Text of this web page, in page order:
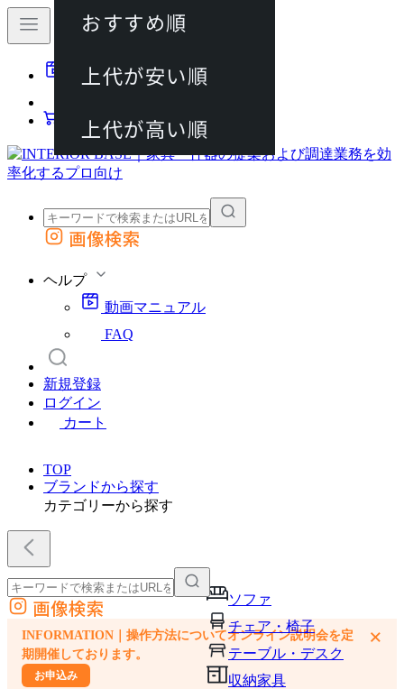
動画マニュアル
カート
外部サイトの商品をカートに追加
画像検索
ヘルプ
動画マニュアル
FAQ
新規登録
ログイン
カート
TOP
ブランドから探す
カテゴリーから探す
ソファ
チェア・椅子
テーブル・デスク
収納家具
外部サイトの商品をカートに追加
他のサイトで見つけた商品ページのURLを貼り付けて、カートに追加できます
画像検索
INFORMATION｜操作方法についてオンライン説明会を定
期開催しております。
お申込み
×
おすすめ順
上代が安い順
上代が高い順